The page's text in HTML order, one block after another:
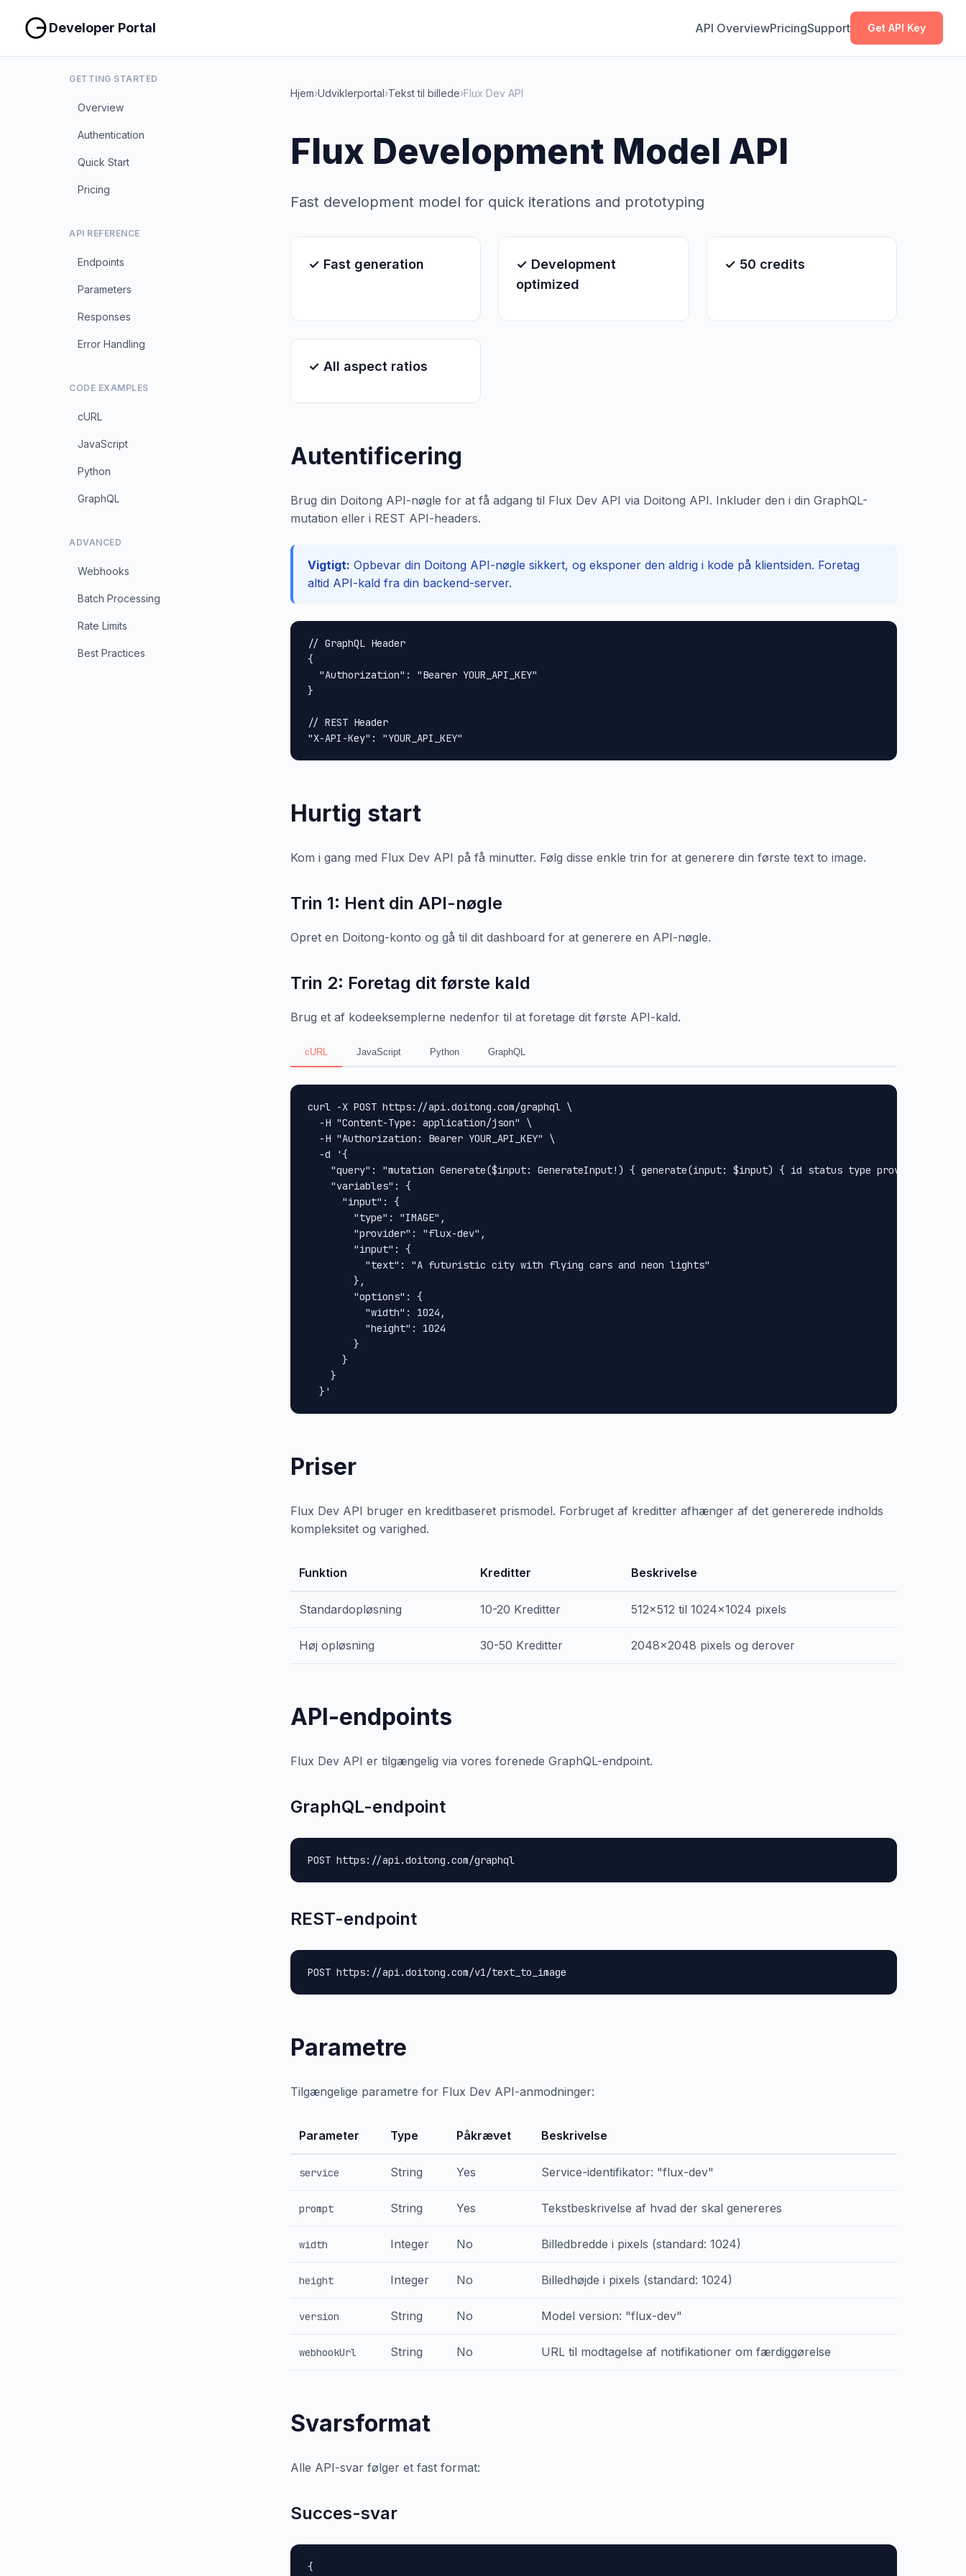
Developer Portal API OverviewPricingSupport Get API Key
GETTING STARTED
Overview
Authentication
Quick Start
Pricing
API REFERENCE
Endpoints
Parameters
Responses
Error Handling
CODE EXAMPLES
cURL
JavaScript
Python
GraphQL
ADVANCED
Webhooks
Batch Processing
Rate Limits
Best Practices
Hjem›Udviklerportal›Tekst til billede›Flux Dev API
Flux Development Model API
Fast development model for quick iterations and prototyping
✓ Fast generation
✓ Development
optimized
✓ 50 credits
✓ All aspect ratios
Autentificering
Brug din Doitong API-nøgle for at få adgang til Flux Dev API via Doitong API. Inkluder den i din GraphQL-
mutation eller i REST API-headers.
Vigtigt: Opbevar din Doitong API-nøgle sikkert, og eksponer den aldrig i kode på klientsiden. Foretag
altid API-kald fra din backend-server.
// GraphQL Header
{
  "Authorization": "Bearer YOUR_API_KEY"
}
// REST Header
"X-API-Key": "YOUR_API_KEY"
Kopier
Hurtig start
Kom i gang med Flux Dev API på få minutter. Følg disse enkle trin for at generere din første text to image.
Trin 1: Hent din API-nøgle
Opret en Doitong-konto og gå til dit dashboard for at generere en API-nøgle.
Trin 2: Foretag dit første kald
Brug et af kodeeksemplerne nedenfor til at foretage dit første API-kald.
cURL JavaScript Python GraphQL
curl -X POST https://api.doitong.com/graphql \
  -H "Content-Type: application/json" \
  -H "Authorization: Bearer YOUR_API_KEY" \
  -d '{
"query": "mutation Generate($input: GenerateInput!) { generate(input: $input) { id status type provider url
    "variables": {
      "input": {
        "type": "IMAGE",
        "provider": "flux-dev",
        "input": {
          "text": "A futuristic city with flying cars and neon lights"
        },
        "options": {
          "width": 1024,
          "height": 1024
        }
      }
    }
  }'
Kopier
Priser
Flux Dev API bruger en kreditbaseret prismodel. Forbruget af kreditter afhænger af det genererede indholds
kompleksitet og varighed.
Funktion Kreditter Beskrivelse
Standardopløsning 10-20 Kreditter 512x512 til 1024x1024 pixels
Høj opløsning 30-50 Kreditter 2048x2048 pixels og derover
API-endpoints
Flux Dev API er tilgængelig via vores forenede GraphQL-endpoint.
GraphQL-endpoint
POST https://api.doitong.com/graphql
REST-endpoint
POST https://api.doitong.com/v1/text_to_image
Parametre
Tilgængelige parametre for Flux Dev API-anmodninger:
Parameter Type Påkrævet Beskrivelse
service String Yes Service-identifikator: "flux-dev"
prompt String Yes Tekstbeskrivelse af hvad der skal genereres
width Integer No Billedbredde i pixels (standard: 1024)
height Integer No Billedhøjde i pixels (standard: 1024)
version String No Model version: "flux-dev"
webhookUrl String No URL til modtagelse af notifikationer om færdiggørelse
Svarsformat
Alle API-svar følger et fast format:
Succes-svar
{